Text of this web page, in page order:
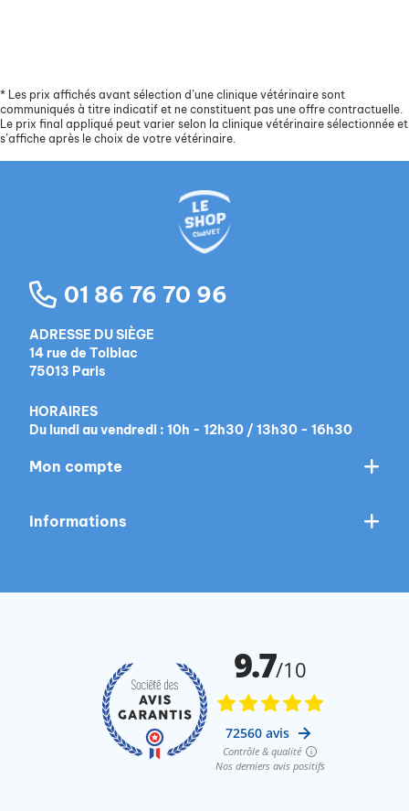
* Les prix affichés avant sélection d’une clinique vétérinaire sont
communiqués à titre indicatif et ne constituent pas une offre contractuelle.
Le prix final appliqué peut varier selon la clinique vétérinaire sélectionnée et
s’affiche après le choix de votre vétérinaire.
01 86 76 70 96
ADRESSE DU SIÈGE
14 rue de Tolbiac
75013 Paris
HORAIRES
Du lundi au vendredi : 10h - 12h30 / 13h30 - 16h30
Mon compte
Informations